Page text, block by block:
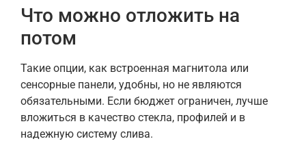
Что можно отложить на
потом
Такие опции, как встроенная магнитола или
сенсорные панели, удобны, но не являются
обязательными. Если бюджет ограничен, лучше
вложиться в качество стекла, профилей и в
надежную систему слива.